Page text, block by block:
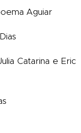
Aguiar
Catarina e Eric